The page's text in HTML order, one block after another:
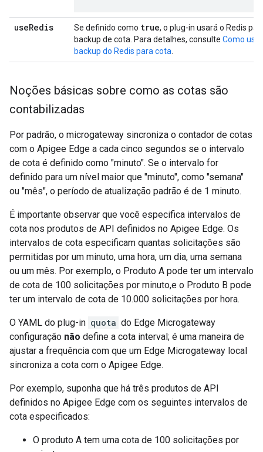
useRedis Se definido como true, o plug-in usará o Redis
backup de cota. Para detalhes, consulte Como
backup do Redis para cota
Noções básicas sobre como as cotas são
contabilizadas
Por padrão, o microgateway sincroniza o contador de cotas
com o Apigee Edge a cada cinco segundos se o intervalo
de cota é definido como "minuto". Se o intervalo for
definido para um nível maior que "minuto", como "semana"
ou "mês", o período de atualização padrão é de 1 minuto.
É importante observar que você especifica intervalos de
cota nos produtos de API definidos no Apigee Edge. Os
intervalos de cota especificam quantas solicitações são
permitidas por um minuto, uma hora, um dia, uma semana
ou um mês. Por exemplo, o Produto A pode ter um intervalo
de cota de 100 solicitações por minuto,e o Produto B pode
ter um intervalo de cota de 10.000 solicitações por hora.
O YAML do plug-in quota do Edge Microgateway
configuração não define a cota interval; é uma maneira de
ajustar a frequência com que um Edge Microgateway local
sincroniza a cota com o Apigee Edge.
Por exemplo, suponha que há três produtos de API
definidos no Apigee Edge com os seguintes intervalos de
cota especificados:
O produto A tem uma cota de 100 solicitações por